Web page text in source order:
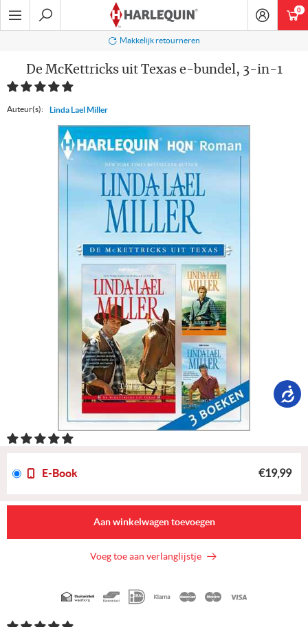
Ga
naar
Makkelijk retourneren
De McKettricks uit Texas e-bundel, 3-in-1
Auteur(s): Linda Lael Miller
E-Book €19,99
Aan winkelwagen toevoegen
Voeg toe aan verlanglijstje
Geaccepteerde
0